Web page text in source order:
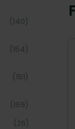
(140)
(154)
(151)
(169)
(26)